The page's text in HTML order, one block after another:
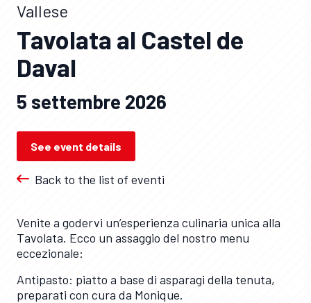
Vallese
Tavolata al Castel de
Daval
5 settembre 2026
See event details
Back to the list of eventi
Venite a godervi un’esperienza culinaria unica alla
Tavolata. Ecco un assaggio del nostro menu
eccezionale:
Antipasto: piatto a base di asparagi della tenuta,
preparati con cura da Monique.